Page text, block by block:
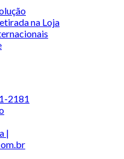
na Loja
2181
|